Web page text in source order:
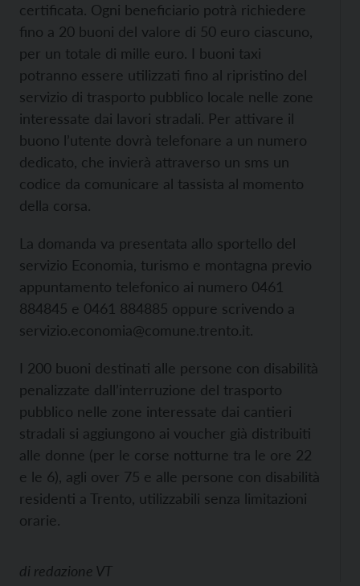
certificata. Ogni beneficiario potrà richiedere
fino a 20 buoni del valore di 50 euro ciascuno,
per un totale di mille euro. I buoni taxi
potranno essere utilizzati fino al ripristino del
servizio di trasporto pubblico locale nelle zone
interessate dai lavori stradali. Per attivare il
buono l’utente dovrà telefonare a un numero
dedicato, che invierà attraverso un sms un
codice da comunicare al tassista al momento
della corsa.
La domanda va presentata allo sportello del
servizio Economia, turismo e montagna previo
appuntamento telefonico ai numero 0461
884845 e 0461 884885 oppure scrivendo a
servizio.economia@comune.trento.it.
I 200 buoni destinati alle persone con disabilità
penalizzate dall’interruzione del trasporto
pubblico nelle zone interessate dai cantieri
stradali si aggiungono ai voucher già distribuiti
alle donne (per le corse notturne tra le ore 22
e le 6), agli over 75 e alle persone con disabilità
residenti a Trento, utilizzabili senza limitazioni
orarie.
di redazione VT